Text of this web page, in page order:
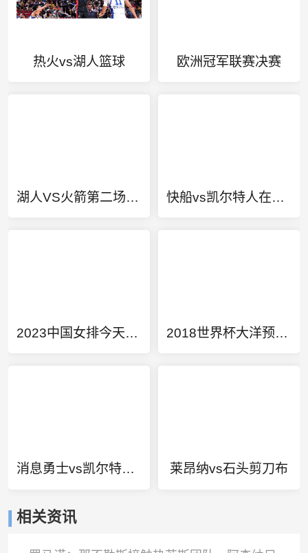
热火vs湖人篮球 欧洲冠军联赛决赛
湖人VS火箭第二场录像 快船vs凯尔特人在哪里看
2023中国女排今天比赛直播 2018世界杯大洋预选赛结果公布时间表格
消息勇士vs凯尔特人时间 莱昂纳vs石头剪刀布
相关资讯